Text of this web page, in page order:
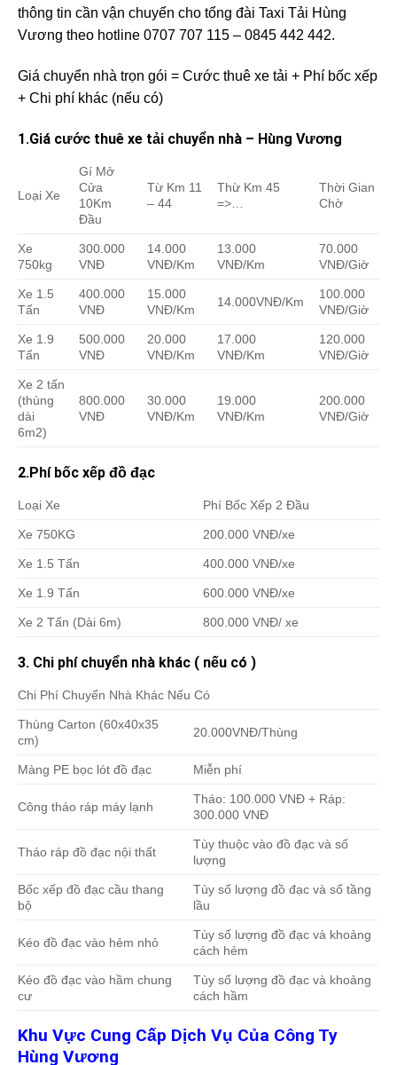
thông tin cần vận chuyển cho tổng đài Taxi Tải Hùng
Vương theo hotline 0707 707 115 – 0845 442 442.
Giá chuyển nhà trọn gói = Cước thuê xe tải + Phí bốc xếp
+ Chi phí khác (nếu có)
1.Giá cước thuê xe tải chuyển nhà – Hùng Vương
Loại Xe
Gí Mở
Cửa
10Km
Đầu
Từ Km 11
– 44
Thừ Km 45
=>…
Thời Gian
Chờ
Xe
750kg
300.000
VNĐ
14.000
VNĐ/Km
13.000
VNĐ/Km
70.000
VNĐ/Giờ
Xe 1.5
Tấn
400.000
VNĐ
15.000
VNĐ/Km
14.000VNĐ/Km
100.000
VNĐ/Giờ
Xe 1.9
Tấn
500.000
VNĐ
20.000
VNĐ/Km
17.000
VNĐ/Km
120.000
VNĐ/Giờ
Xe 2 tấn
(thùng
dài
6m2)
800.000
VNĐ
30.000
VNĐ/Km
19.000
VNĐ/Km
200.000
VNĐ/Giờ
2.Phí bốc xếp đồ đạc
Loại Xe Phí Bốc Xếp 2 Đầu
Xe 750KG 200.000 VNĐ/xe
Xe 1.5 Tấn 400.000 VNĐ/xe
Xe 1.9 Tấn 600.000 VNĐ/xe
Xe 2 Tấn (Dài 6m) 800.000 VNĐ/ xe
3. Chi phí chuyển nhà khác ( nếu có )
Chi Phí Chuyển Nhà Khác Nếu Có
Thùng Carton (60x40x35
cm)
20.000VNĐ/Thùng
Màng PE bọc lót đồ đạc Miễn phí
Công tháo ráp máy lạnh
Tháo: 100.000 VNĐ + Ráp:
300.000 VNĐ
Tháo ráp đồ đạc nội thất
Tùy thuộc vào đồ đạc và số
lượng
Bốc xếp đồ đạc cầu thang
bộ
Tùy số lượng đồ đạc và số tầng
lầu
Kéo đồ đạc vào hẻm nhỏ
Tùy số lượng đồ đạc và khoảng
cách hẻm
Kéo đồ đạc vào hầm chung
cư
Tùy số lượng đồ đạc và khoảng
cách hầm
Khu Vực Cung Cấp Dịch Vụ Của Công Ty
Hùng Vương